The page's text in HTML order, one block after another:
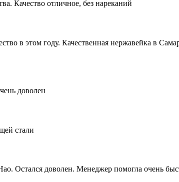
Качество отличное, без нареканий
в этом году. Качественная нержавейка в
доволен
стали
Остался доволен. Менеджер помогла очень